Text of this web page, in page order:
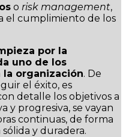
o risk management,
el cumplimiento de los
por la
uno de los
organización. De
el éxito, es
detalle los objetivos a
y progresiva, se vayan
continuas, de forma
y duradera.